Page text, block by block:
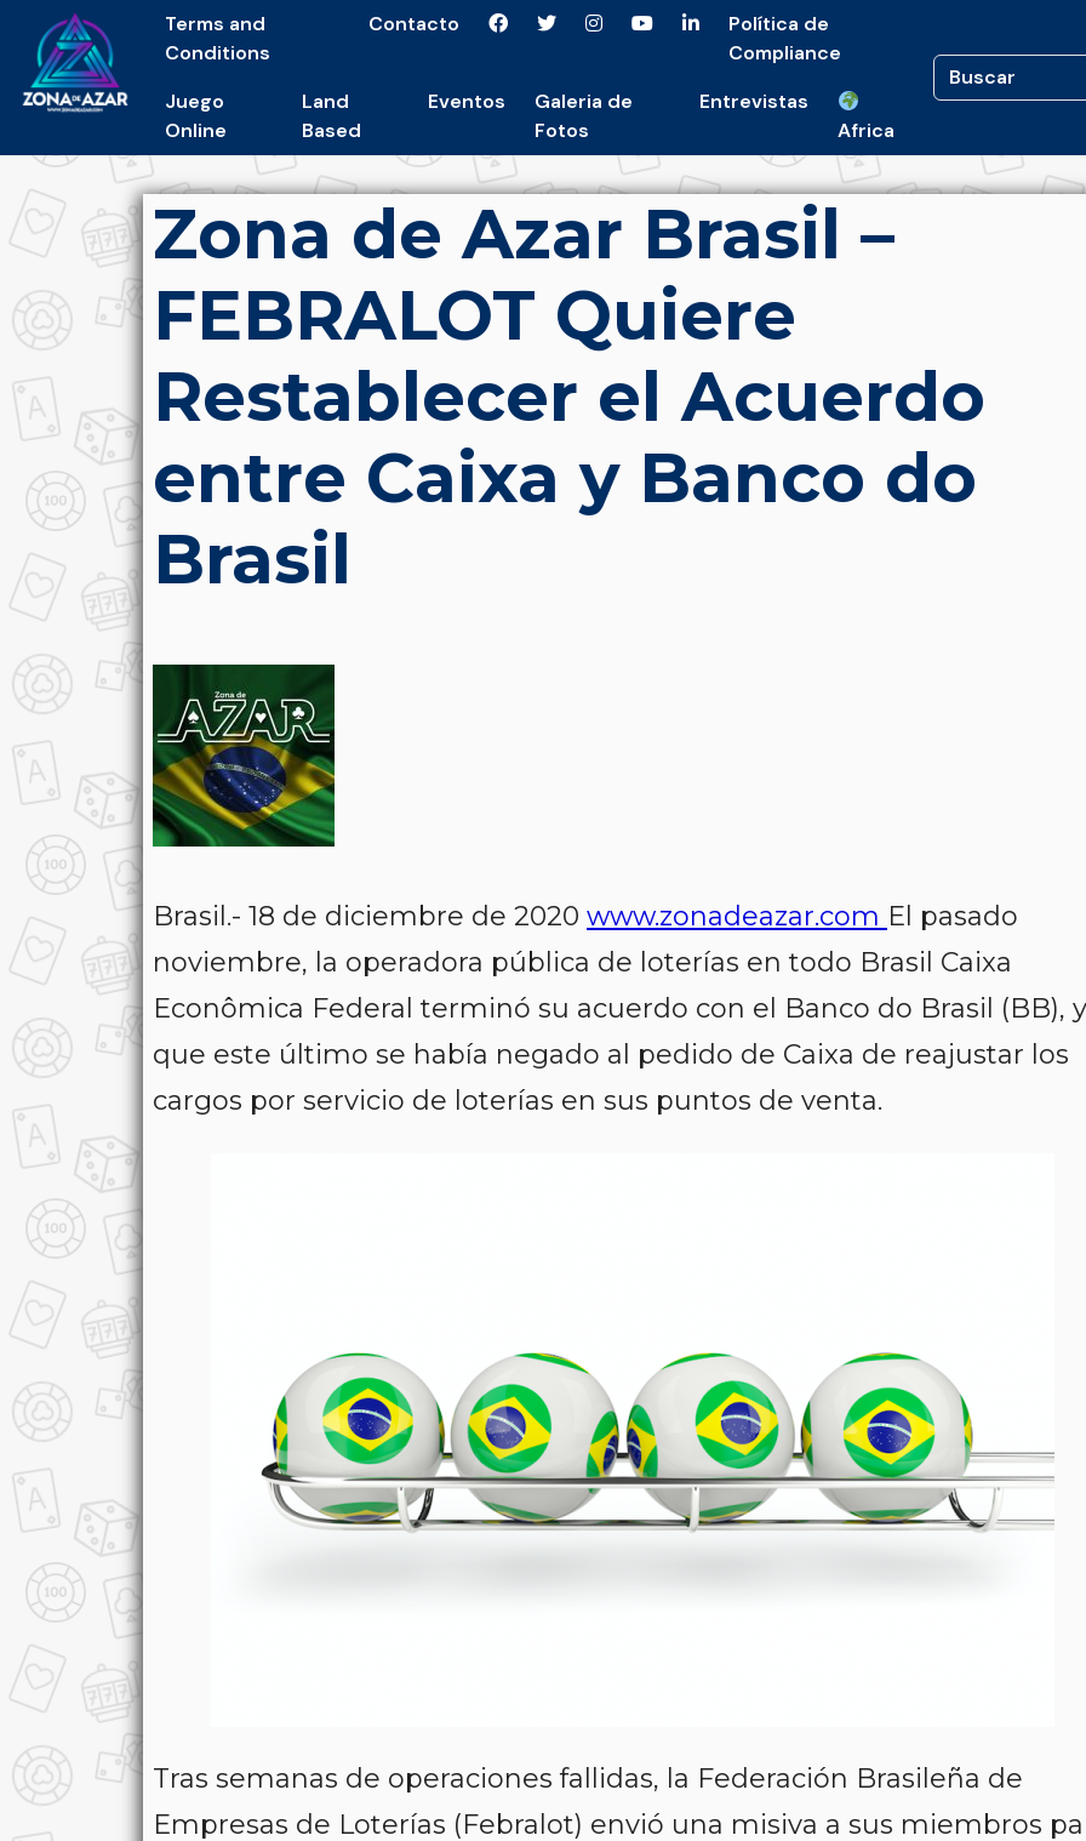
Terms and
Conditions
Contacto
Política de
Compliance
Juego
Online
Land
Based
Eventos
Galeria de
Fotos
Entrevistas
Africa
Zona de Azar Brasil –
FEBRALOT Quiere
Restablecer el Acuerdo
entre Caixa y Banco do
Brasil
Brasil.- 18 de diciembre de 2020 www.zonadeazar.com El pasado
noviembre, la operadora pública de loterías en todo Brasil Caixa
Econômica Federal terminó su acuerdo con el Banco do Brasil (BB),
que este último se había negado al pedido de Caixa de reajustar los
cargos por servicio de loterías en sus puntos de venta.
Tras semanas de operaciones fallidas, la Federación Brasileña de
Empresas de Loterías (Febralot) envió una misiva a sus miembros